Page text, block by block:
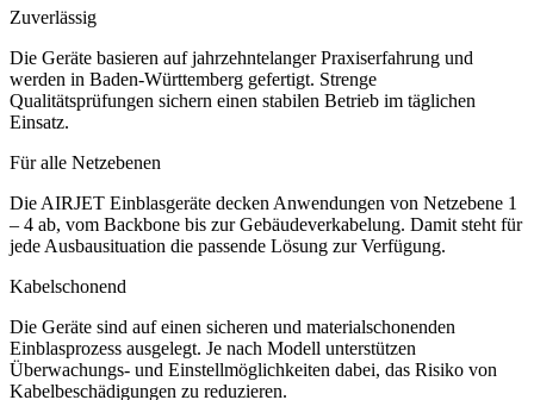
Zuverlässig
Die Geräte basieren auf jahrzehntelanger Praxiserfahrung und
werden in Baden-Württemberg gefertigt. Strenge
Qualitätsprüfungen sichern einen stabilen Betrieb im täglichen
Einsatz.
Für alle Netzebenen
Die AIRJET Einblasgeräte decken Anwendungen von Netzebene 1
– 4 ab, vom Backbone bis zur Gebäudeverkabelung. Damit steht für
jede Ausbausituation die passende Lösung zur Verfügung.
Kabelschonend
Die Geräte sind auf einen sicheren und materialschonenden
Einblasprozess ausgelegt. Je nach Modell unterstützen
Überwachungs- und Einstellmöglichkeiten dabei, das Risiko von
Kabelbeschädigungen zu reduzieren.